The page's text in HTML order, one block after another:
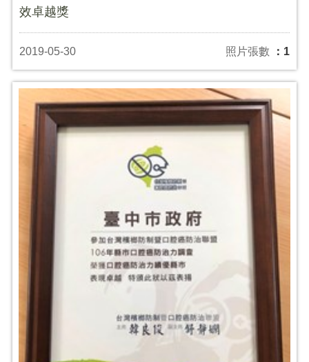
效卓越獎
2019-05-30 照片張數 ：1